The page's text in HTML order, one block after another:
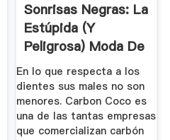
Sonrisas Negras: La
Estúpida (y
Peligrosa) Moda De
Lavarse ...
En lo que respecta a los
dientes sus males no son
menores. Carbon Coco es
una de las tantas empresas
que comercializan carbón